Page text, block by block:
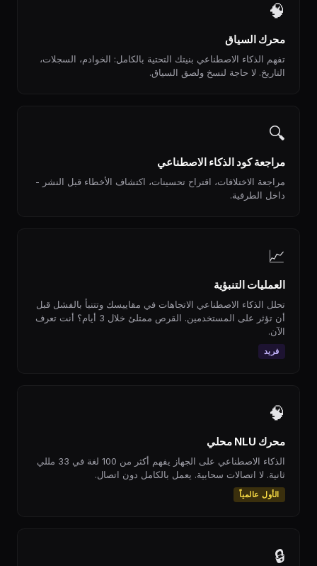
🧠
محرك السياق
تفهم الذكاء الاصطناعي بنيتك التحتية بالكامل: الخوادم، السجلات،
التاريخ. لا حاجة لنسخ ولصق السياق.
🔍
مراجعة كود الذكاء الاصطناعي
مراجعة الاختلافات، اقتراح تحسينات، اكتشاف الأخطاء قبل النشر -
داخل الطرفية.
📈
العمليات التنبؤية
تحلل الذكاء الاصطناعي الاتجاهات في مقاييسك وتتنبأ بالفشل قبل
أن تؤثر على المستخدمين. القرص ممتلئ خلال 3 أيام؟ أنت تعرف
الآن.
فريد
🧠
محرك NLU محلي
الذكاء الاصطناعي على الجهاز يفهم أكثر من 100 لغة في 33 مللي
ثانية. لا اتصالات سحابية. يعمل بالكامل دون اتصال.
الأول عالمياً
🔒